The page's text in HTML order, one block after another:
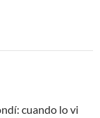
cuando lo vi